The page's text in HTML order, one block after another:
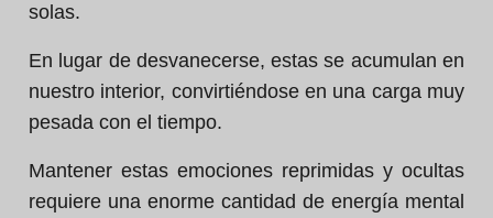
solas.
En lugar de desvanecerse, estas se acumulan en
nuestro interior, convirtiéndose en una carga muy
pesada con el tiempo.
Mantener estas emociones reprimidas y ocultas
requiere una enorme cantidad de energía mental